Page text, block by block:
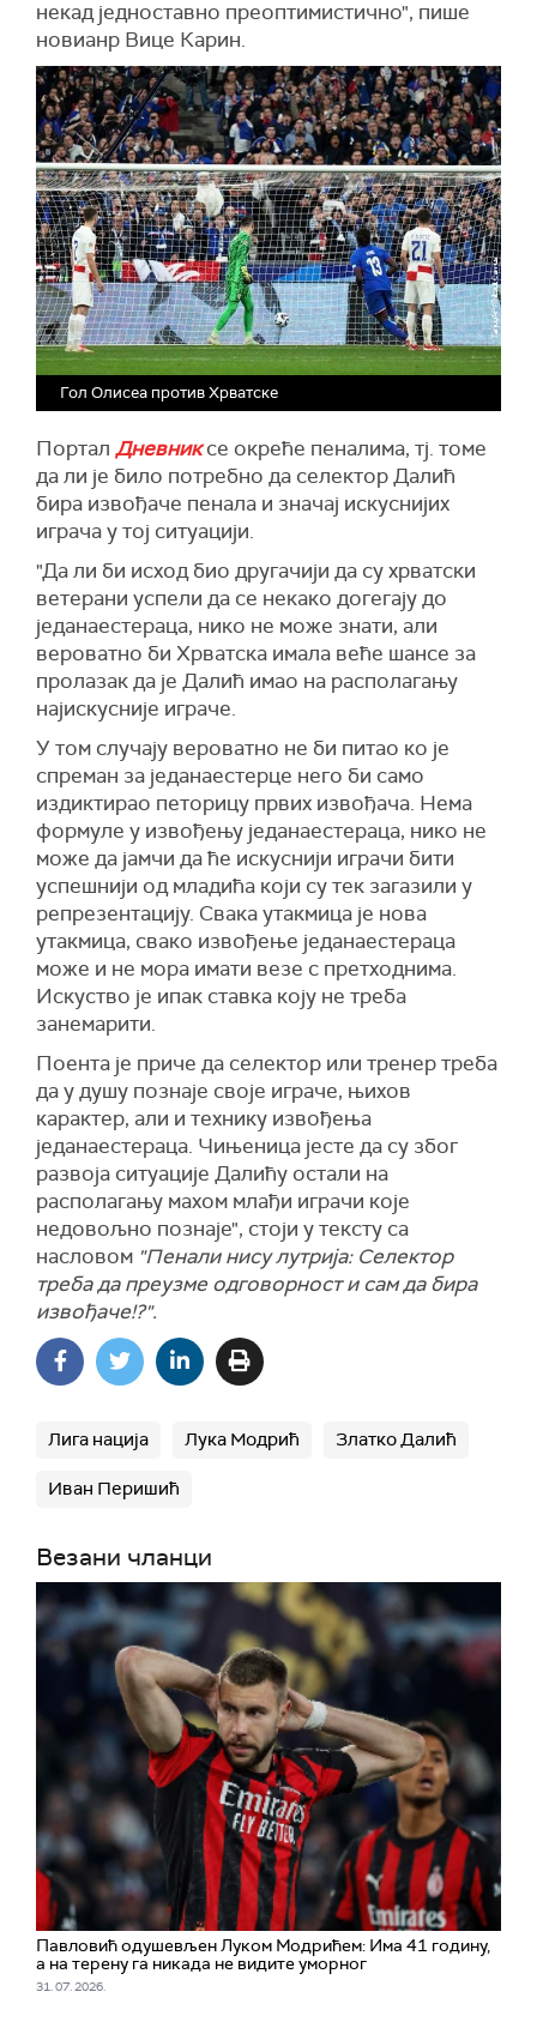
некад једноставно преоптимистично", пише
новианр Вице Карин.
Гол Олисеа против Хрватске
Портал Дневниксе окреће пеналима, тј. томе
да ли је било потребно да селектор Далић
бира извођаче пенала и значај искуснијих
играча у тој ситуацији.
"Да ли би исход био другачији да су хрватски
ветерани успели да се некако догегају до
једанаестераца, нико не може знати, али
вероватно би Хрватска имала веће шансе за
пролазак да је Далић имао на располагању
најискусније играче.
У том случају вероватно не би питао ко је
спреман за једанаестерце него би само
издиктирао петорицу првих извођача. Нема
формуле у извођењу једанаестераца, нико не
може да јамчи да ће искуснији играчи бити
успешнији од младића који су тек загазили у
репрезентацију. Свака утакмица је нова
утакмица, свако извођење једанаестераца
може и не мора имати везе с претходнима.
Искуство је ипак ставка коју не треба
занемарити.
Поента је приче да селектор или тренер треба
да у душу познаје своје играче, њихов
карактер, али и технику извођења
једанаестераца. Чињеница јесте да су због
развоја ситуације Далићу остали на
располагању махом млађи играчи које
недовољно познаје", стоји у тексту са
насловом "Пенали нису лутрија: Селектор
треба да преузме одговорност и сам да бира
извођаче!?".
Лига нација Лука Модрић Златко Далић
Иван Перишић
Везани чланци
Павловић одушевљен Луком Модрићем: Има 41 годину,
а на терену га никада не видите уморног
31. 07. 2026.